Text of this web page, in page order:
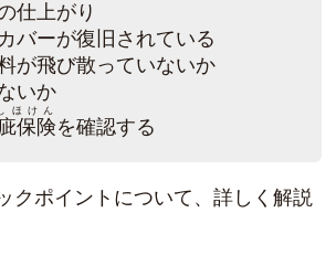
仕上がり
バーが復旧されている
が飛び散っていないか
いか
保険
ほけん
を確認する
クポイントについて、詳しく解説